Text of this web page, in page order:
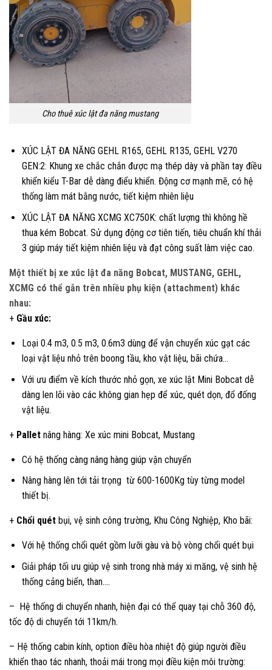
Cho thuê xúc lật đa năng mustang
XÚC LẬT ĐA NĂNG GEHL R165, GEHL R135, GEHL V270
GEN:2: Khung xe chắc chắn được mạ thép dày và phần tay điều
khiển kiểu T-Bar dễ dàng điểu khiển. Động cơ mạnh mẽ, có hệ
thống làm mát bằng nước, tiết kiệm nhiên liệu
XÚC LẬT ĐA NĂNG XCMG XC750K: chất lượng thì không hề
thua kém Bobcat. Sử dụng động cơ tiên tiến, tiêu chuẩn khí thải
3 giúp máy tiết kiệm nhiên liệu và đạt công suất làm việc cao.
Một thiết bị xe xúc lật đa năng Bobcat, MUSTANG, GEHL,
XCMG có thể gắn trên nhiều phụ kiện (attachment) khác
nhau:
+ Gầu xúc:
Loại 0.4 m3, 0.5 m3, 0.6m3 dùng để vận chuyển xúc gạt các
loại vật liệu nhỏ trên boong tầu, kho vật liệu, bãi chứa…
Với ưu điểm về kích thước nhỏ gọn, xe xúc lật Mini Bobcat dễ
dàng len lõi vào các không gian hẹp để xúc, quét dọn, đổ đống
vật liệu.
+ Pallet nâng hàng: Xe xúc mini Bobcat, Mustang
Có hệ thống càng nâng hàng giúp vận chuyển
Nâng hàng lên tới tải trọng từ 600-1600Kg tùy từng model
thiết bị.
+ Chổi quét bụi, vệ sinh công trường, Khu Công Nghiệp, Kho bãi:
Với hệ thống chổi quét gồm lưỡi gàu và bộ vòng chổi quét bụi
Giải pháp tối ưu giúp vệ sinh trong nhà máy xi măng, vệ sinh hệ
thống cảng biển, than….
– Hệ thống di chuyển nhanh, hiện đại có thể quay tại chỗ 360 độ,
tốc độ di chuyển tới 11km/h.
– Hệ thống cabin kính, option điều hòa nhiệt độ giúp người điều
khiển thao tác nhanh, thoải mái trong mọi điều kiện môi trường: